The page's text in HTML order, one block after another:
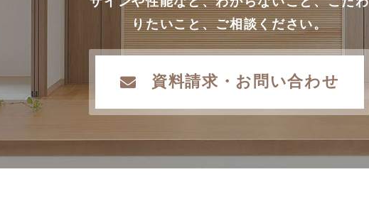
りたいこと、ご相談ください。
資料請求・お問い合わせ